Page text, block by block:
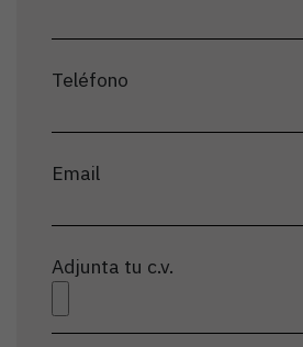
Teléfono
Email
Adjunta tu c.v.